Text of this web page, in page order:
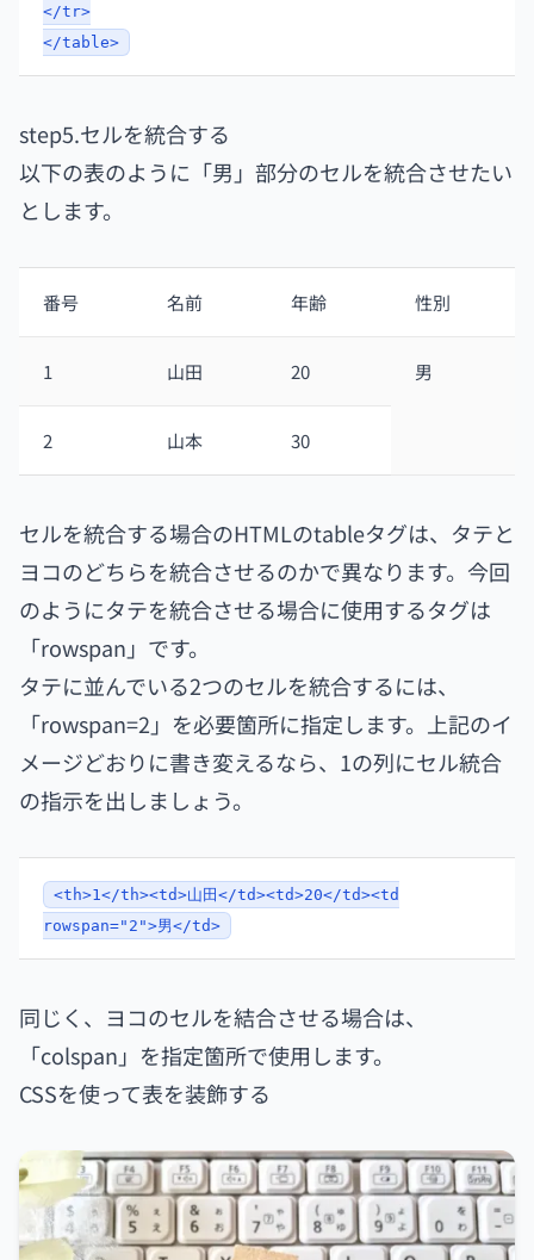
</tr>
</table>
step5.セルを統合する
以下の表のように「男」部分のセルを統合させたい
とします。
番号 名前 年齢 性別
1 山田 20 男
2 山本 30
セルを統合する場合のHTMLのtableタグは、タテと
ヨコのどちらを統合させるのかで異なります。今回
のようにタテを統合させる場合に使用するタグは
「rowspan」です。
タテに並んでいる2つのセルを統合するには、
「rowspan=2」を必要箇所に指定します。上記のイ
メージどおりに書き変えるなら、1の列にセル統合
の指示を出しましょう。
<th>1</th><td>山田</td><td>20</td><td
rowspan="2">男</td>
同じく、ヨコのセルを結合させる場合は、
「colspan」を指定箇所で使用します。
CSSを使って表を装飾する